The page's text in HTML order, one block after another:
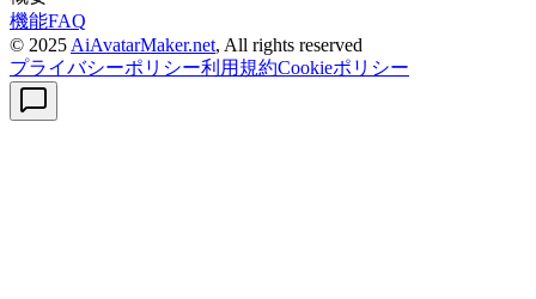
機能FAQ
© 2025 AiAvatarMaker.net, All rights reserved
プライバシーポリシー利用規約Cookieポリシー